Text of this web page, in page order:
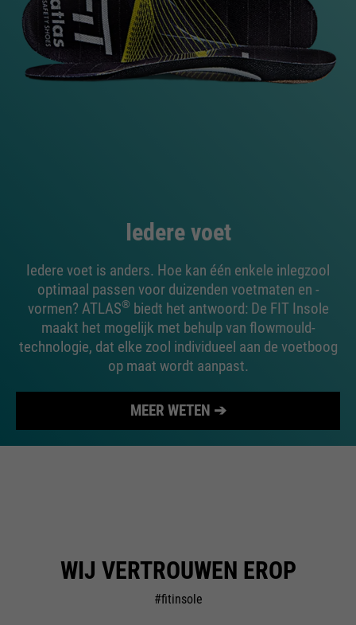
Iedere voet
Iedere voet is anders. Hoe kan één enkele inlegzool
optimaal passen voor duizenden voetmaten en -
vormen? ATLAS® biedt het antwoord: De FIT Insole
maakt het mogelijk met behulp van flowmould-
technologie, dat elke zool individueel aan de voetboog
op maat wordt aanpast.
MEER WETEN ➔
WIJ VERTROUWEN EROP
#fitinsole